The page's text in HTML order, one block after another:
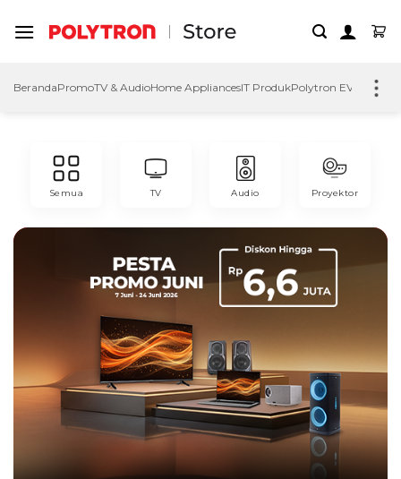
BerandaPromoTV & AudioHome AppliancesIT ProdukPolytron EV
Semua TV Audio Proyektor